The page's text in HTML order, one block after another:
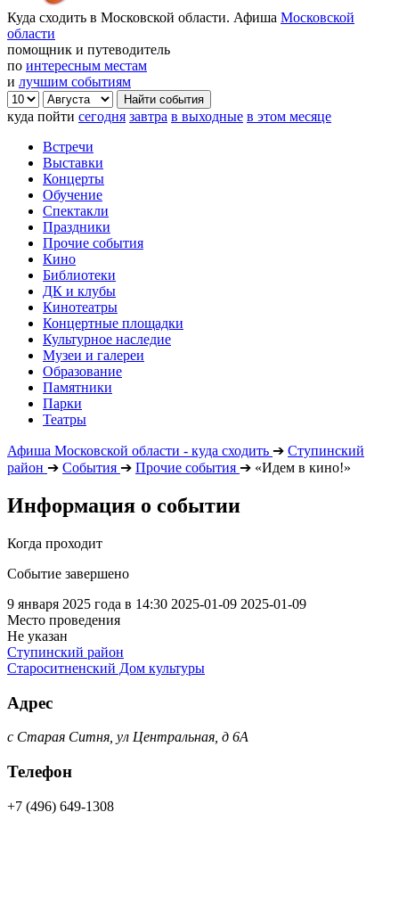
Куда сходить в Московской области. Афиша Московской
области
помощник и путеводитель
по интересным местам
и лучшим событиям
куда пойти сегодня завтра в выходные в этом месяце
Встречи
Выставки
Концерты
Обучение
Спектакли
Праздники
Прочие события
Кино
Библиотеки
ДК и клубы
Кинотеатры
Концертные площадки
Культурное наследие
Музеи и галереи
Образование
Памятники
Парки
Театры
Афиша Московской области - куда сходить ➔ Ступинский
район ➔ События ➔ Прочие события ➔ «Идем в кино!»
Информация о событии
Когда проходит
Событие завершено
9 января 2025 года в 14:30 2025-01-09 2025-01-09
Место проведения
Не указан
Ступинский район
Староситненский Дом культуры
Адрес
с Старая Ситня, ул Центральная, д 6А
Телефон
+7 (496) 649-1308